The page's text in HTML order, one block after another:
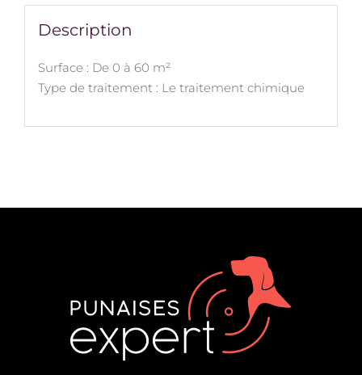
Description
Surface : De 0 à 60 m²
Type de traitement : Le traitement chimique